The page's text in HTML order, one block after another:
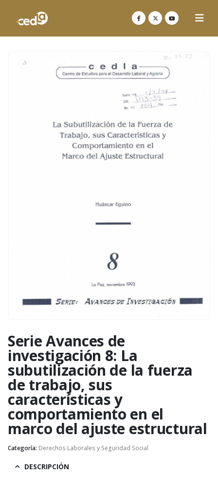
Serie Avances de
investigación 8: La
subutilización de la fuerza
de trabajo, sus
características y
comportamiento en el
marco del ajuste estructural
Categoría: Derechos Laborales y Seguridad Social
DESCRIPCIÓN